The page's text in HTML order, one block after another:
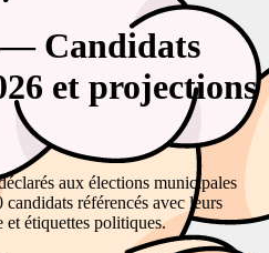
Candidats
et projections
aux élections municipales
référencés avec leurs
et étiquettes politiques.